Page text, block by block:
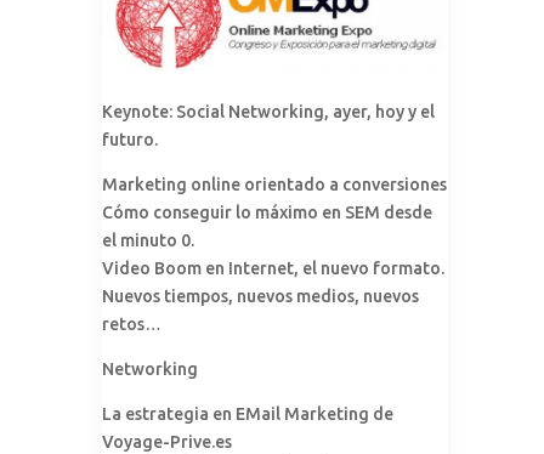
Keynote: Social Networking, ayer, hoy y el
futuro.
Marketing online orientado a conversiones
Cómo conseguir lo máximo en SEM desde
el minuto 0.
Video Boom en Internet, el nuevo formato.
Nuevos tiempos, nuevos medios, nuevos
retos…
Networking
La estrategia en EMail Marketing de
Voyage-Prive.es